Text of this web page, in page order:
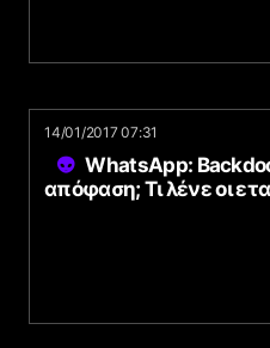
14/01/2017 07:31
WhatsApp:
απόφαση; Τι λένε οι